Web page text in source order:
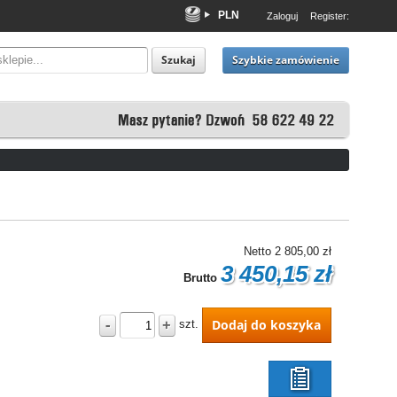
PLN
EUR
USD
Zaloguj Register:
Szukaj Szybkie zamówienie
Netto 2 805,00 zł
Brutto 3 450,15 zł
- + szt. Dodaj do koszyka